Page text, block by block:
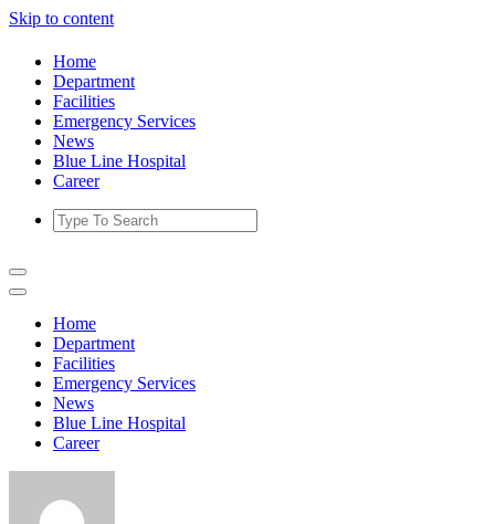
Skip to content
Home
Department
Facilities
Emergency Services
News
Blue Line Hospital
Career
Home
Department
Facilities
Emergency Services
News
Blue Line Hospital
Career